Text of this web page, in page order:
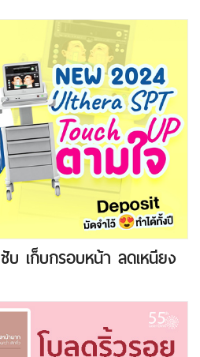
บ เก็บกรอบหน้า ลดเหนียง